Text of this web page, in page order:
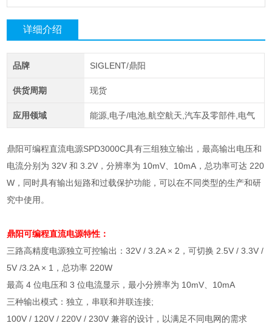
详细介绍
品牌 SIGLENT/鼎阳
供货周期 现货
应用领域 能源,电子/电池,航空航天,汽车及零部件,电气
鼎阳可编程直流电源SPD3000C具有三组独立输出，最高输出电压和
电流分别为 32V 和 3.2V，分辨率为 10mV、10mA，总功率可达 220
W，同时具有输出短路和过载保护功能，可以在不同类型的生产和研
究中使用。
鼎阳可编程直流电源特性：
三路高精度电源独立可控输出：32V / 3.2A × 2 ，可切换 2.5V / 3.3V /
5V /3.2A × 1 ，总功率 220W
最高 4位电压和 3位电流显示，最小分辨率为 10mV
10mA
三种输出模式：独立，串联和并联连接;
100V / 120V / 220V / 230V兼容的设计，以满足不同电网的需求